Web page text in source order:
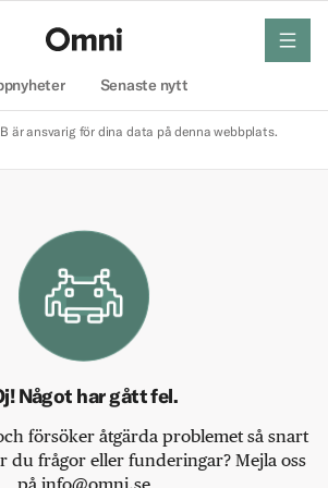
Senaste nytt
meny
är ansvarig för dina data på denna webbplats.
Något har gått fel.
försöker åtgärda problemet så snart
du frågor eller funderingar? Mejla oss